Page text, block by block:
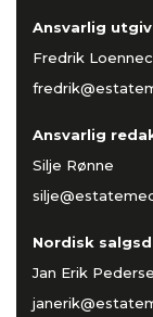
Ansvarlig
Fredrik
Ansvarlig
Silje Rønne
Nordisk
Jan Erik